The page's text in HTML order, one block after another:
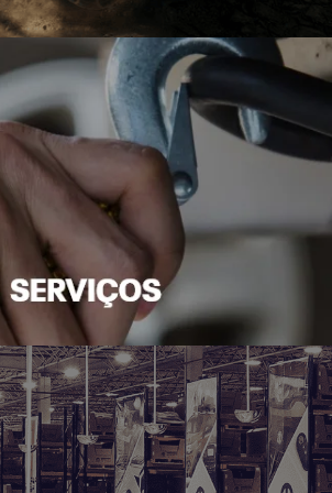
OFERTAS